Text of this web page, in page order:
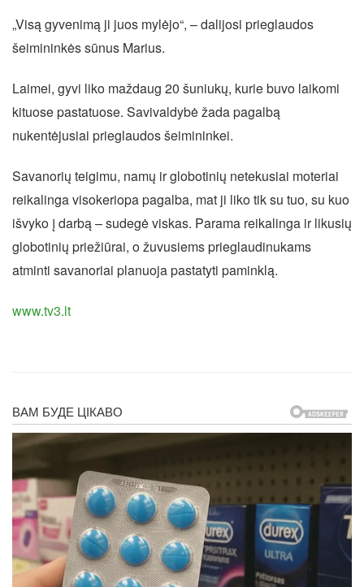
„Visą gyvenimą ji juos mylėjo“, – dalijosi prieglaudos
šeimininkės sūnus Marius.
Laimei, gyvi liko maždaug 20 šuniukų, kurie buvo laikomi
kituose pastatuose. Savivaldybė žada pagalbą
nukentėjusiai prieglaudos šeimininkei.
Savanorių teigimu, namų ir globotinių netekusiai moteriai
reikalinga visokeriopa pagalba, mat ji liko tik su tuo, su kuo
išvyko į darbą – sudegė viskas. Parama reikalinga ir likusių
globotinių priežiūrai, o žuvusiems prieglaudinukams
atminti savanoriai planuoja pastatyti paminklą.
www.tv3.lt